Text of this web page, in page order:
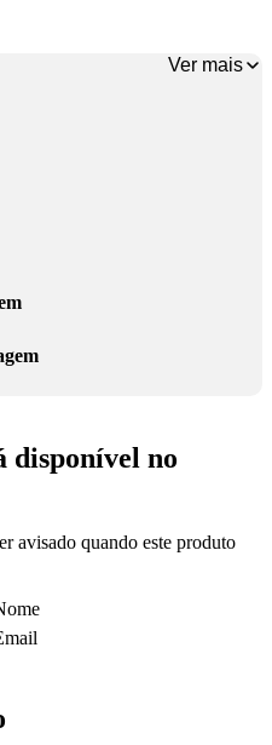
Ver mais
disponível no
avisado quando este produto